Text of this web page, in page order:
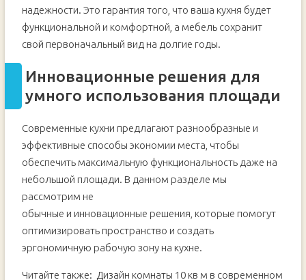
надежности. Это гарантия того, что ваша кухня будет
функциональной и комфортной, а мебель сохранит
свой первоначальный вид на долгие годы.
Инновационные решения для
умного использования площади
Современные кухни предлагают разнообразные и
эффективные способы экономии места, чтобы
обеспечить максимальную функциональность даже на
небольшой площади. В данном разделе мы
рассмотрим не
обычные и инновационные решения, которые помогут
оптимизировать пространство и создать
эргономичную рабочую зону на кухне.
Читайте также: Дизайн комнаты 10 кв м в современном